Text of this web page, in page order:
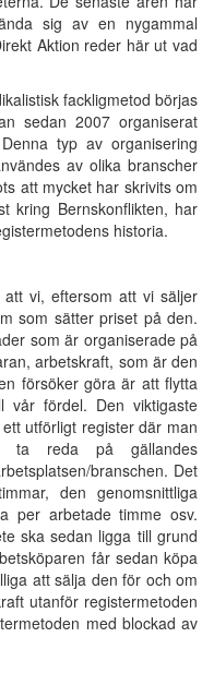
sig av en nygammal
Aktion reder här ut vad
fackligmetod börjas
sedan 2007 organiserat
typ av organisering
av olika branscher
att mycket har skrivits om
kring Bernskonflikten, har
historia.
vi, eftersom att vi säljer
som sätter priset på den.
som är organiserade på
arbetskraft, som är den
försöker göra är att flytta
vår fördel. Den viktigaste
utförligt register där man
reda på gällandes
branschen. Det
den genomsnittliga
per arbetade timme osv.
ska sedan ligga till grund
får sedan köpa
att sälja den för och om
utanför registermetoden
med blockad av